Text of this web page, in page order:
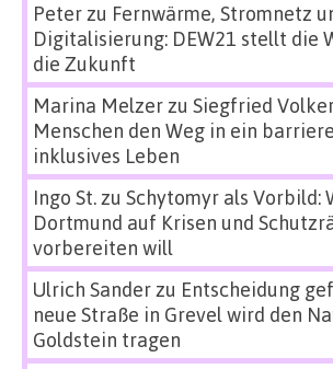
Peterzu Fernwärme, Stromnetz
Digitalisierung: DEW21 stellt die
die Zukunft
Marina Melzerzu Siegfried
Menschen den Weg in ein
inklusives Leben
Ingo St.zu Schytomyr als Vorbild:
Dortmund auf Krisen und
vorbereiten will
Ulrich Sanderzu Entscheidung
neue Straße in Grevel wird den
Goldstein tragen